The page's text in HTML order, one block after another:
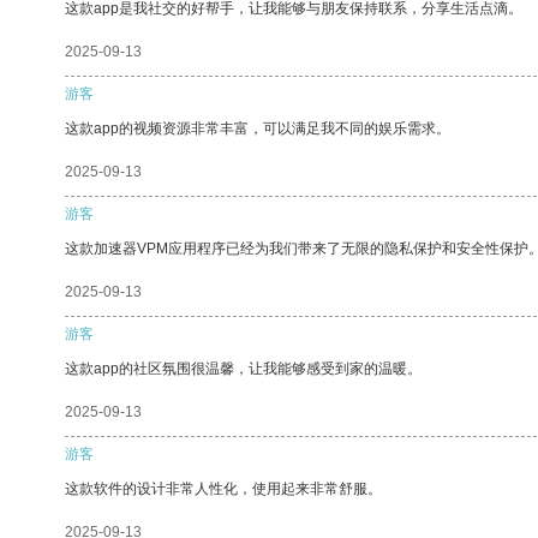
这款app是我社交的好帮手，让我能够与朋友保持联系，分享生活点滴。
2025-09-13
游客
这款app的视频资源非常丰富，可以满足我不同的娱乐需求。
2025-09-13
游客
这款加速器VPM应用程序已经为我们带来了无限的隐私保护和安全性保护
2025-09-13
游客
这款app的社区氛围很温馨，让我能够感受到家的温暖。
2025-09-13
游客
这款软件的设计非常人性化，使用起来非常舒服。
2025-09-13